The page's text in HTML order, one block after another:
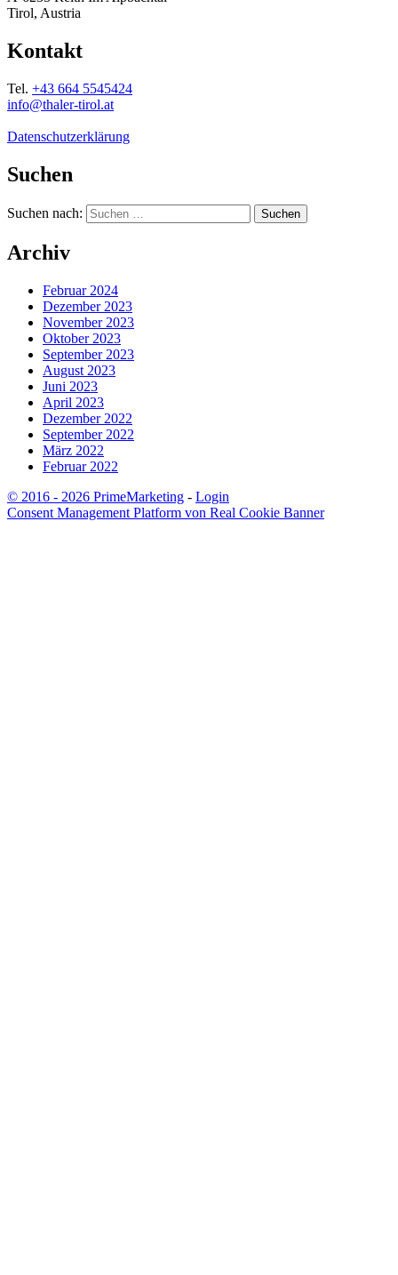
Tirol, Austria
Kontakt
Tel. +43 664 5545424
info@thaler-tirol.at
Datenschutzerklärung
Suchen
Suchen nach:
Archiv
Februar 2024
Dezember 2023
November 2023
Oktober 2023
September 2023
August 2023
Juni 2023
April 2023
Dezember 2022
September 2022
März 2022
Februar 2022
© 2016 - 2026 PrimeMarketing - Login
Consent Management Platform von Real Cookie Banner